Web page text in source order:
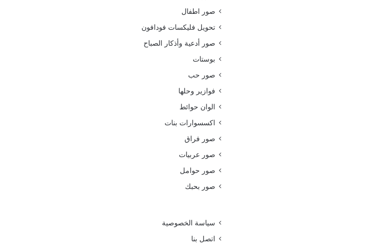
صور اطفال
تحويل فليكسات فودافون
صور أدعية وأذكار الصباح
بوستات
صور حب
فوازير وحلها
الوان حوائط
اكسسوارات بنات
صور فراق
صور عربيات
صور حوامل
صور بحبك
سياسة الخصوصية
اتصل بنا